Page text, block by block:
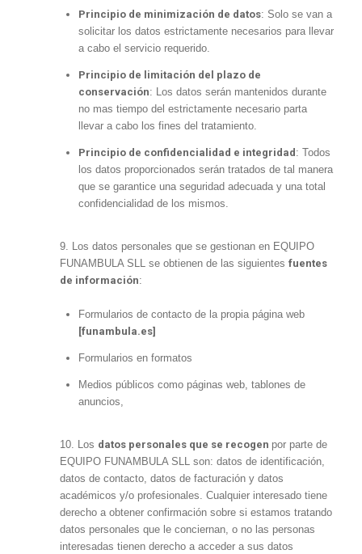
Principio de minimización de datos: Solo se van a
solicitar los datos estrictamente necesarios para llevar
a cabo el servicio requerido.
Principio de limitación del plazo de
conservación: Los datos serán mantenidos durante
no mas tiempo del estrictamente necesario parta
llevar a cabo los fines del tratamiento.
Principio de confidencialidad e integridad : Todos
los datos proporcionados serán tratados de tal manera
que se garantice una seguridad adecuada y una total
confidencialidad de los mismos.
9. Los datos personales que se gestionan en EQUIPO
FUNAMBULA SLL se obtienen de las siguientes fuentes
de información:
Formularios de contacto de la propia página web
[funambula.es]
Formularios en formatos
Medios públicos como páginas web, tablones de
anuncios,
10. Los datos personales que se recogen por parte de
EQUIPO FUNAMBULA SLL son: datos de identificación,
datos de contacto, datos de facturación y datos
académicos y/o profesionales. Cualquier interesado tiene
derecho a obtener confirmación sobre si estamos tratando
datos personales que le conciernan, o no las personas
interesadas tienen derecho a acceder a sus datos